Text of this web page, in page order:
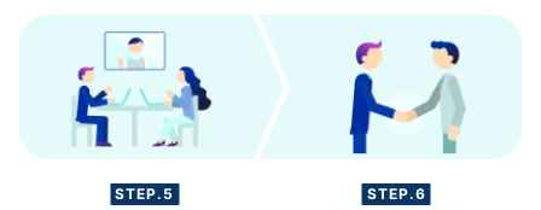
STEP.5 STEP.6